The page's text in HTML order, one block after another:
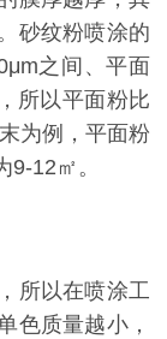
砂纹粉喷涂的
之间、平面
所以平面粉比
为例，平面粉
12㎡。
所以在喷涂工
色质量越小，